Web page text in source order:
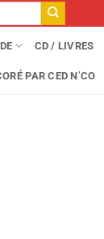
CD / LIVRES
PAR CED N’CO